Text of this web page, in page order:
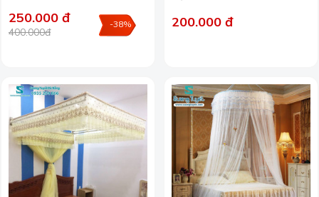
250.000 đ
400.000đ
-38% 200.000 đ